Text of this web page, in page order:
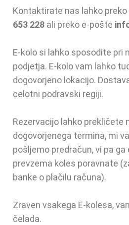
Kontaktirate nas lahko
653 228 ali preko e-pošte
E-kolo si lahko sposodite pri
podjetja. E-kolo vam lahko
dogovorjeno lokacijo.
celotni podravski regiji.
Rezervacijo lahko prekličete
dogovorjenega termina, mi
pošljemo predračun, vi pa ga
prevzema koles poravnate
banke o plačilu računa).
Zraven vsakega E-kolesa,
čelada.